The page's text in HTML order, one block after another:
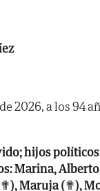
2026, a los 94
hijos
Marina,
Maruja (✟),